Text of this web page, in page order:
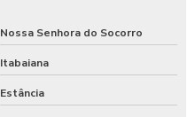
Nossa Senhora do Socorro
Itabaiana
Estância